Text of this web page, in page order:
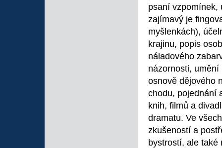
psaní vzpomínek,
zajímavý je
myšlenkách),
krajinu, popis
náladového
názornosti,
osnově dějového
chodu, pojednání
knih, filmů a
dramatu. Ve
zkušeností a
bystrostí, ale také